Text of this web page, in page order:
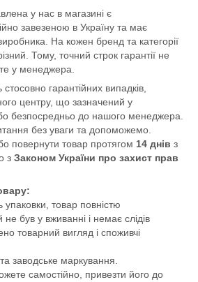
у нас в магазині є
завезеною в Україну та має
На кожен бренд та категорії
Тому, точний строк гарантії не
у менеджера.
гарантійних випадків,
центру, що зазначений у
безпосредньо до нашого менеджера.
без уваги та допоможемо.
повернути товар протягом 14 днів з
з Законом України про захист прав
упаковки, товар повністю
був у вживанні і немає слідів
товарний вигляд і споживчі
заводське маркування.
самостійно, привезти його до